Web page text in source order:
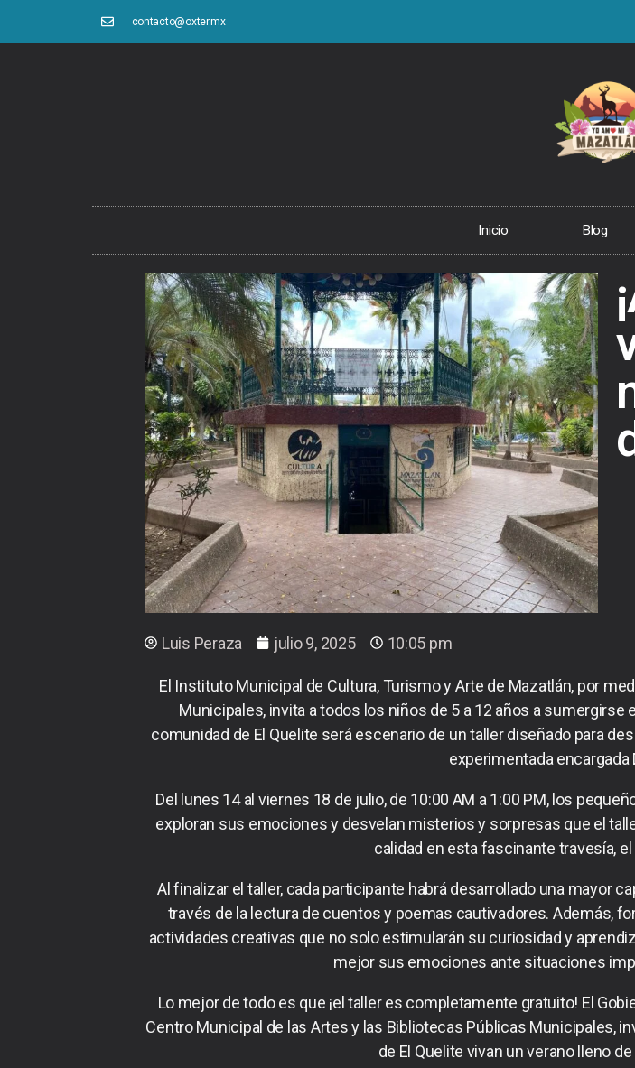
contacto@oxter.mx
Inicio Blog
Luis Peraza julio 9, 2025 10:05 pm
El Instituto Municipal de Cultura, Turismo y Arte de Mazatlán, por
Municipales, invita a todos los niños de 5 a 12 años a
comunidad de El Quelite será escenario de un taller diseñado para
experimentada encargada
Del lunes 14 al viernes 18 de julio, de 10:00 AM a 1:00 PM, los
exploran sus emociones y desvelan misterios y sorpresas que el
calidad en esta fascinante travesía,
Al finalizar el taller, cada participante habrá desarrollado una mayor
través de la lectura de cuentos y poemas cautivadores. Además,
actividades creativas que no solo estimularán su curiosidad y
mejor sus emociones ante situaciones
Lo mejor de todo es que ¡el taller es completamente gratuito! El
Centro Municipal de las Artes y las Bibliotecas Públicas Municipales,
de El Quelite vivan un verano lleno